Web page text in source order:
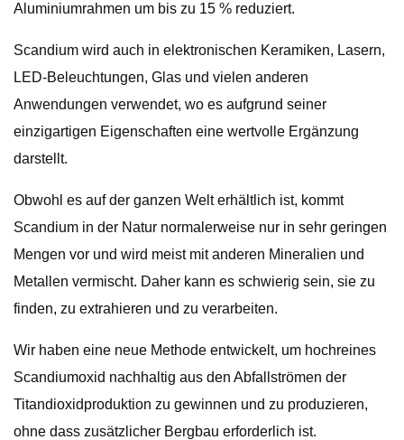
Aluminiumrahmen um bis zu 15 % reduziert.
Scandium wird auch in elektronischen Keramiken, Lasern,
LED-Beleuchtungen, Glas und vielen anderen
Anwendungen verwendet, wo es aufgrund seiner
einzigartigen Eigenschaften eine wertvolle Ergänzung
darstellt.
Obwohl es auf der ganzen Welt erhältlich ist, kommt
Scandium in der Natur normalerweise nur in sehr geringen
Mengen vor und wird meist mit anderen Mineralien und
Metallen vermischt. Daher kann es schwierig sein, sie zu
finden, zu extrahieren und zu verarbeiten.
Wir haben eine neue Methode entwickelt, um hochreines
Scandiumoxid nachhaltig aus den Abfallströmen der
Titandioxidproduktion zu gewinnen und zu produzieren,
ohne dass zusätzlicher Bergbau erforderlich ist.